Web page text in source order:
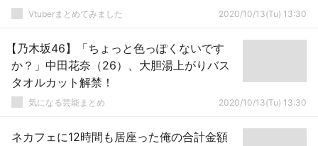
Vtuberまとめてみました 2020/10/13(Tu) 13:30
【乃木坂46】「ちょっと色っぽくないです
か？」中田花奈（26）、大胆湯上がりバス
タオルカット解禁！
気になる芸能まとめ 2020/10/13(Tu) 13:30
ネカフェに12時間も居座った俺の合計金額